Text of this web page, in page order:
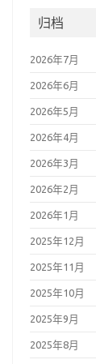
归档
2026年7月
2026年6月
2026年5月
2026年4月
2026年3月
2026年2月
2026年1月
2025年12月
2025年11月
2025年10月
2025年9月
2025年8月